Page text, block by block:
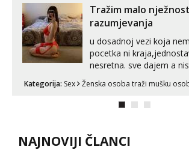
Tražim malo
razumjevanja
u dosadnoj vezi koja
pocetka ni
nesretna. sve dajem a
zadovoljiti moje
samo malo njeznosti i
muskar...
Kategorija: Sex Ženska osoba traži mušku
NAJNOVIJI ČLANCI